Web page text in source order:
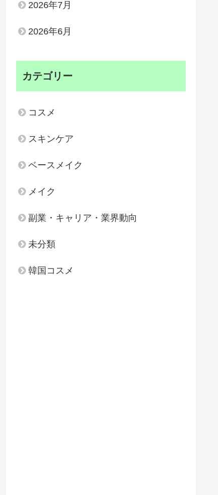
2026年7月
2026年6月
カテゴリー
コスメ
スキンケア
ベースメイク
メイク
副業・キャリア・業界動向
未分類
韓国コスメ